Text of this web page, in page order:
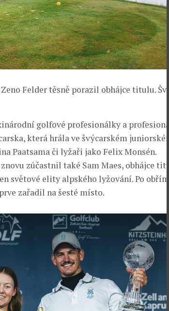
Felder těsně porazil obhájce titulu.
golfové profesionálky a
která hrála ve švýcarském juniorském
Paatsama či lyžaři jako Felix Monsén.
zúčastnil také Sam Maes, obhájce
světové elity alpského lyžování. Po obřím
zařadil na šesté místo.